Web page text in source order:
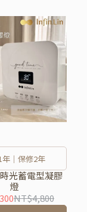
年｜保修2年
光蓄電型凝膠
燈
NT$4,800